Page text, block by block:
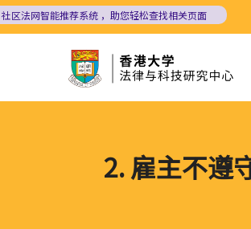
社区法网智能推荐系统 ，助您轻松查找相关页面
2. 雇主不遵